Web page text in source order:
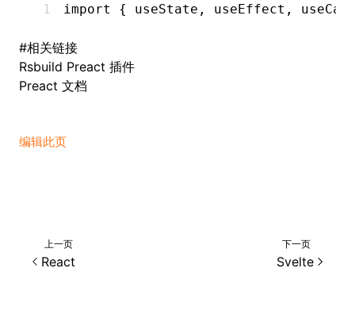
import { useState , useEffect ,
#相关链接
Rsbuild Preact 插件
Preact 文档
编辑此页
上一页
React
下一页
Svelte